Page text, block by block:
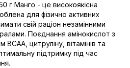
г Манго - це високоякісна
для фізично активних
свій раціон незамінними
Поєднання амінокислот з
цитруліну, вітамінів та
підтримку під час